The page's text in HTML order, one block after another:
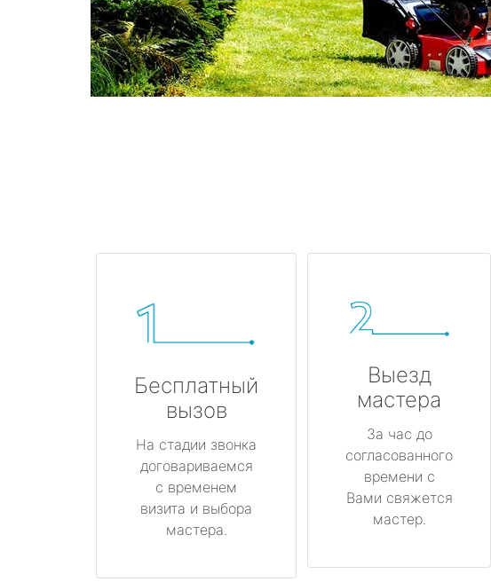
Бесплатный
вызов
На стадии звонка
договариваемся
с временем
визита и выбора
мастера.
Выезд
мастера
За час до
согласованного
времени с
Вами свяжется
мастер.